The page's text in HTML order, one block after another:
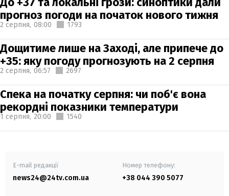
прогноз погоди на початок нового тижня
2 серпня, 08:00 1793
Дощитиме лише на Заході, але припече до
+35: яку погоду прогнозують на 2 серпня
2 серпня, 06:57 2697
Спека на початку серпня: чи поб'є вона
рекордні показники температури
1 серпня, 20:00 1540
E-mail редакції
news24@24tv.com.ua
Номер телефону:
+38 044 390 5077